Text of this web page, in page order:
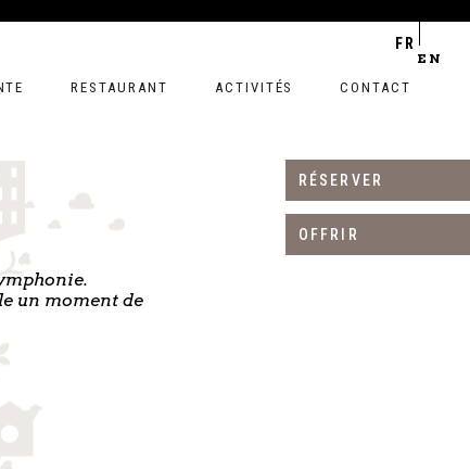
RESTAURANT ACTIVITÉS CONTACT
FR
EN
RÉSERVER
OFFRIR
un moment de